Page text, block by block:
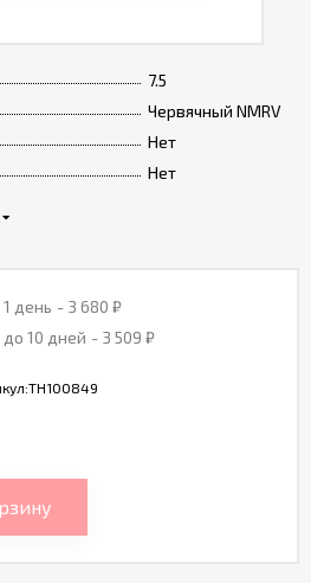
7.5
Червячный NMRV
Нет
Нет
день - 3 680 ₽
10 дней - 3 509 ₽
TH100849